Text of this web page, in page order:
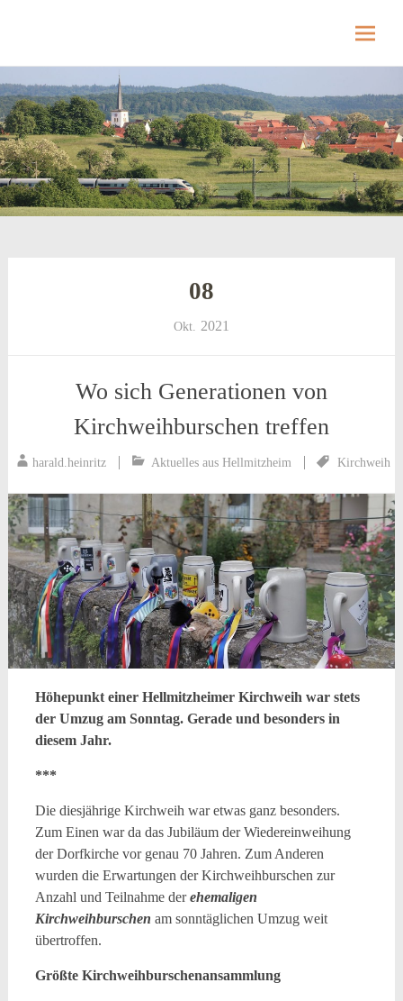
Hellmitzheim.de – fränkisches Dorf am Rande
Skip
content
08
Okt. 2021
Wo sich Generationen von
Kirchweihburschen treffen
harald.heinritz Aktuelles aus Hellmitzheim Kirchweih
Höhepunkt einer Hellmitzheimer Kirchweih war stets
der Umzug am Sonntag. Gerade und besonders in
diesem Jahr.
***
Die diesjährige Kirchweih war etwas ganz besonders.
Zum Einen war da das Jubiläum der Wiedereinweihung
der Dorfkirche vor genau 70 Jahren. Zum Anderen
wurden die Erwartungen der Kirchweihburschen zur
Anzahl und Teilnahme derehemaligen
Kirchweihburschen am sonntäglichen Umzug weit
übertroffen.
Größte Kirchweihburschenansammlung